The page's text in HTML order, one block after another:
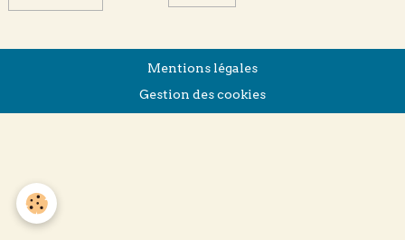
Mentions légales
Gestion des cookies